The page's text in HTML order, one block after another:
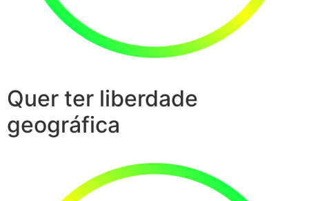
Quer ter liberdade
geográfica